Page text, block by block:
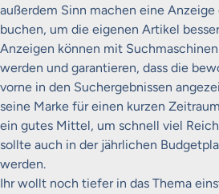
außerdem Sinn machen eine Anzeige
buchen, um die eigenen Artikel
Anzeigen können mit
werden und garantieren, dass die
vorne in den Suchergebnissen
seine Marke für einen kurzen
ein gutes Mittel, um schnell viel
sollte auch in der jährlichen
werden.
Ihr wollt noch tiefer in das Thema